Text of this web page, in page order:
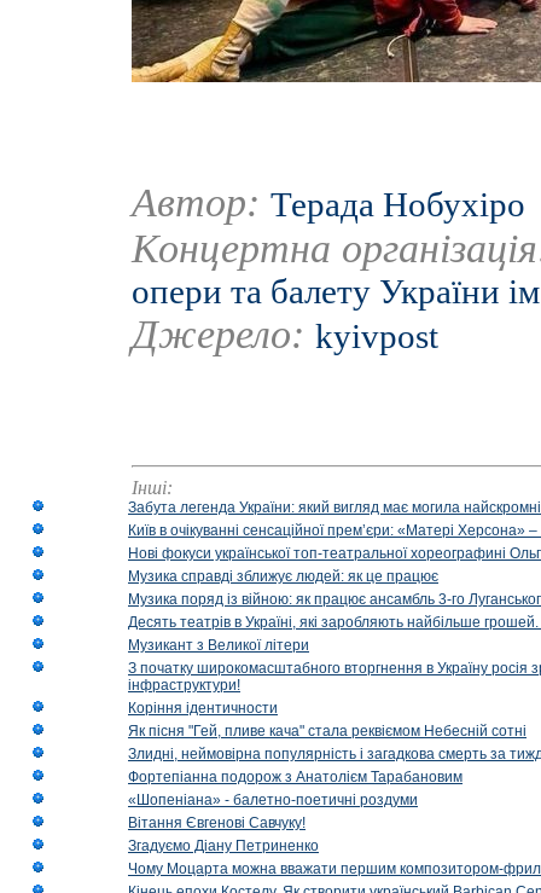
Автор: Терада Нобухіро
Концертна
опери та балету України
Джерело: kyivpost
Інші:
Забута легенда України: який вигляд має могила
Київ в очікуванні сенсаційної прем’єри: «Матері
Нові фокуси української топ-театральної хореографині
Музика справді зближує людей: як це працює
Музика поряд із війною: як працює ансамбль 3-го
Десять театрів в Україні, які заробляють найбільше
Музикант з Великої літери
З початку широкомасштабного вторгнення в Україну росія
інфраструктури!
Коріння ідентичности
Як пісня "Гей, пливе кача" стала реквіємом Небесній сотні
Злидні, неймовірна популярність і загадкова смерть за
Фортепіанна подорож з Анатолієм Тарабановим
«Шопеніана» - балетно-поетичні роздуми
Вітання Євгенові Савчуку!
Згадуємо Діану Петриненко
Чому Моцарта можна вважати першим композитором-